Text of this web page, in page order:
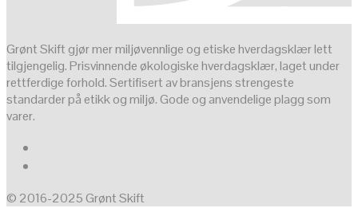
Grønt Skift gjør mer miljøvennlige og etiske hverdagsklær lett
tilgjengelig. Prisvinnende økologiske hverdagsklær, laget under
rettferdige forhold. Sertifisert av bransjens strengeste
standarder på etikk og miljø. Gode og anvendelige plagg som
varer.
© 2016-2025 Grønt Skift